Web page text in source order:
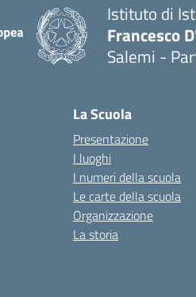
Istituto di
Francesco
Salemi -
La Scuola
Presentazione
I luoghi
I numeri della scuola
Le carte della scuola
Organizzazione
La storia